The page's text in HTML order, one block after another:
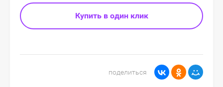
Купить в один клик
поделиться